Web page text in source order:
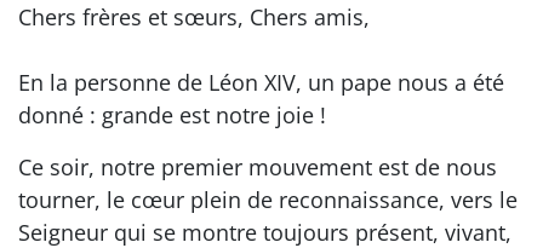
Chers frères et sœurs, Chers amis,
En la personne de Léon XIV, un pape nous a été
donné : grande est notre joie !
Ce soir, notre premier mouvement est de nous
tourner, le cœur plein de reconnaissance, vers le
Seigneur qui se montre toujours présent, vivant,